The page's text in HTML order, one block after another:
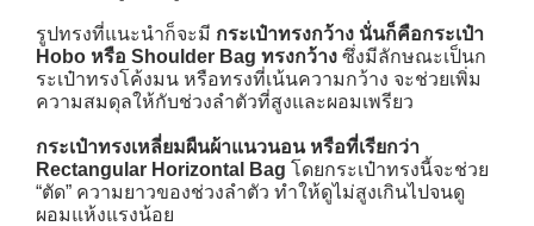
รูปทรงที่แนะนำก็จะมี กระเป๋าทรงกว้าง นั่นก็คือกระเป๋า
Hobo หรือ Shoulder Bag ทรงกว้าง ซึ่งมีลักษณะเป็นก
ระเป๋าทรงโค้งมน หรือทรงที่เน้นความกว้าง จะช่วยเพิ่ม
ความสมดุลให้กับช่วงลำตัวที่สูงและผอมเพรียว
กระเป๋าทรงเหลี่ยมผืนผ้าแนวนอน หรือที่เรียกว่า
Rectangular Horizontal Bag โดยกระเป๋าทรงนี้จะช่วย
“ตัด” ความยาวของช่วงลำตัว ทำให้ดูไม่สูงเกินไปจนดู
ผอมแห้งแรงน้อย